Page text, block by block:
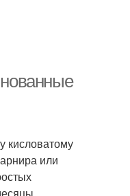
кисловатому
или